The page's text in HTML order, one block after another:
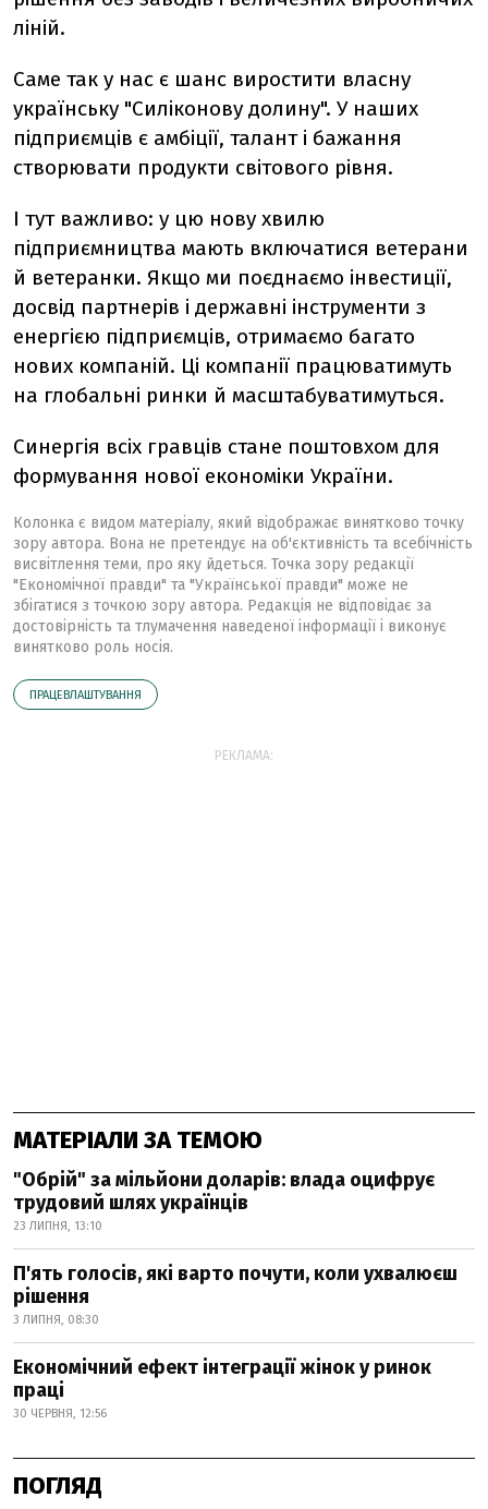
ліній.
Саме так у нас є шанс виростити власну
українську "Силіконову долину". У наших
підприємців є амбіції, талант і бажання
створювати продукти світового рівня.
І тут важливо: у цю нову хвилю
підприємництва мають включатися ветерани
й ветеранки. Якщо ми поєднаємо інвестиції,
досвід партнерів і державні інструменти з
енергією підприємців, отримаємо багато
нових компаній. Ці компанії працюватимуть
на глобальні ринки й масштабуватимуться.
Синергія всіх гравців стане поштовхом для
формування нової економіки України.
Колонка є видом матеріалу, який відображає винятково точку
зору автора. Вона не претендує на об'єктивність та всебічність
висвітлення теми, про яку йдеться. Точка зору редакції
"Економічної правди" та "Української правди" може не
збігатися з точкою зору автора. Редакція не відповідає за
достовірність та тлумачення наведеної інформації і виконує
винятково роль носія.
ПРАЦЕВЛАШТУВАННЯ
РЕКЛАМА:
МАТЕРІАЛИ ЗА ТЕМОЮ
"Обрій" за мільйони доларів: влада оцифрує
трудовий шлях українців
23 ЛИПНЯ, 13:10
П'ять голосів, які варто почути, коли ухвалюєш
рішення
3 ЛИПНЯ, 08:30
Економічний ефект інтеграції жінок у ринок
праці
30 ЧЕРВНЯ, 12:56
ПОГЛЯД